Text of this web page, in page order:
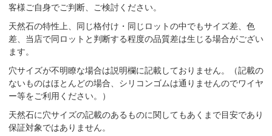
客様ご自身でご判断、ご検討ください。
天然石の特性上、同じ格付け・同じロットの中でもサイズ差、色
差、当店で同ロットと判断する程度の品質差は生じる場合がござい
ます。
穴サイズが不明瞭な場合は説明欄に記載しておりません。（記載の
ないものはほとんどの場合、シリコンゴムは通りませんのでワイヤ
ー等をご利用ください。）
天然石に穴サイズの記載のあるものに関してもあくまで目安であり
保証対象ではありません。